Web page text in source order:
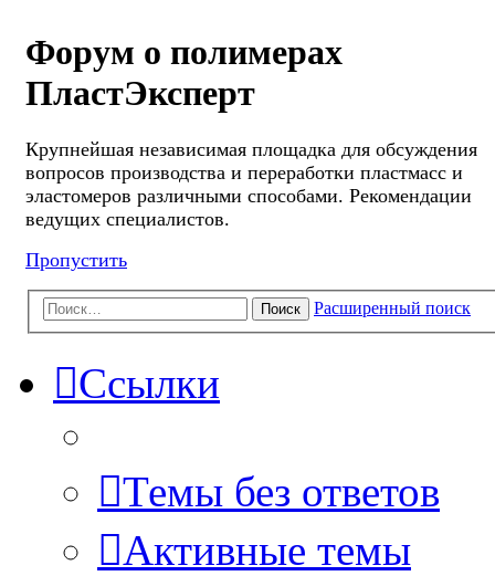
Форум о полимерах
ПластЭксперт
Крупнейшая независимая площадка для обсуждения
вопросов производства и переработки пластмасс и
эластомеров различными способами. Рекомендации
ведущих специалистов.
Пропустить
Поиск Расширенный поиск
Ссылки
Темы без ответов
Активные темы